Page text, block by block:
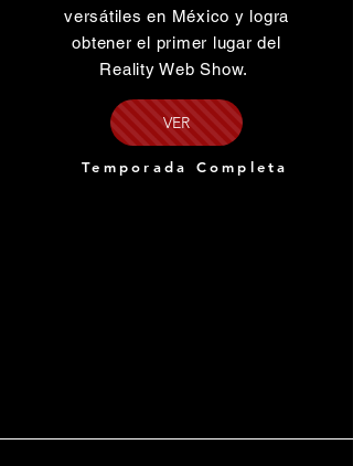
versátiles en México y logra
obtener el primer lugar del
Reality Web Show.
VER
Temporada Completa